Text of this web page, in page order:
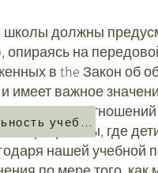
школы должны
на
в the Закон об
важное
Аспекты
программы, где
нашей учебной
Последовательность учебной программы PSHE